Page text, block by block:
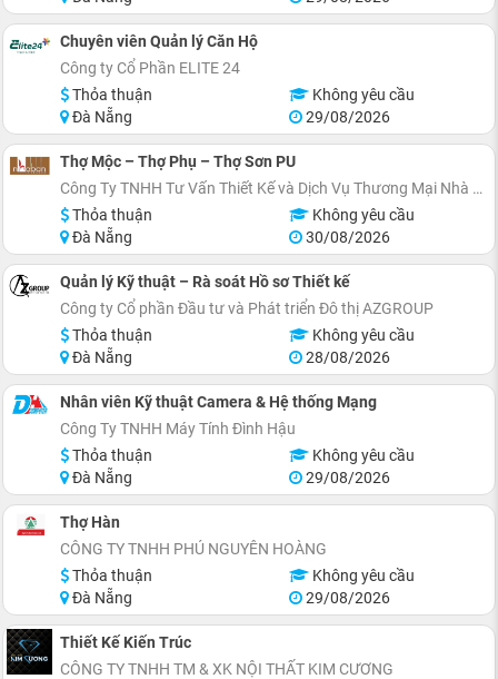
Chuyên viên Quản lý Căn Hộ
Công ty Cổ Phần ELITE 24
Thỏa thuận
Không yêu cầu
Đà Nẵng
29/08/2026
Thợ Mộc – Thợ Phụ – Thợ Sơn PU
Công Ty TNHH Tư Vấn Thiết Kế và Dịch Vụ Thương Mại Nhà Bạn
Thỏa thuận
Không yêu cầu
Đà Nẵng
30/08/2026
Quản lý Kỹ thuật – Rà soát Hồ sơ Thiết kế
Công ty Cổ phần Đầu tư và Phát triển Đô thị AZGROUP
Thỏa thuận
Không yêu cầu
Đà Nẵng
28/08/2026
Nhân viên Kỹ thuật Camera & Hệ thống Mạng
Công Ty TNHH Máy Tính Đình Hậu
Thỏa thuận
Không yêu cầu
Đà Nẵng
29/08/2026
Thợ Hàn
CÔNG TY TNHH PHÚ NGUYÊN HOÀNG
Thỏa thuận
Không yêu cầu
Đà Nẵng
29/08/2026
Thiết Kế Kiến Trúc
CÔNG TY TNHH TM & XK NỘI THẤT KIM CƯƠNG